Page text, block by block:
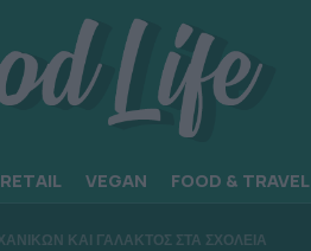
RETAIL VEGAN FOOD & TRAVEL
ΚΑΙ ΓΑΛΑΚΤΟΣ ΣΤΑ ΣΧΟΛΕΙΑ